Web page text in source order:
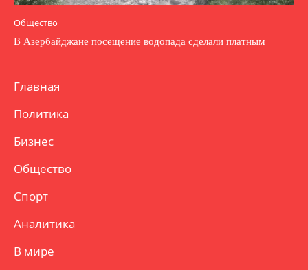
Общество
В Азербайджане посещение водопада сделали платным
Главная
Политика
Бизнес
Общество
Спорт
Аналитика
В мире